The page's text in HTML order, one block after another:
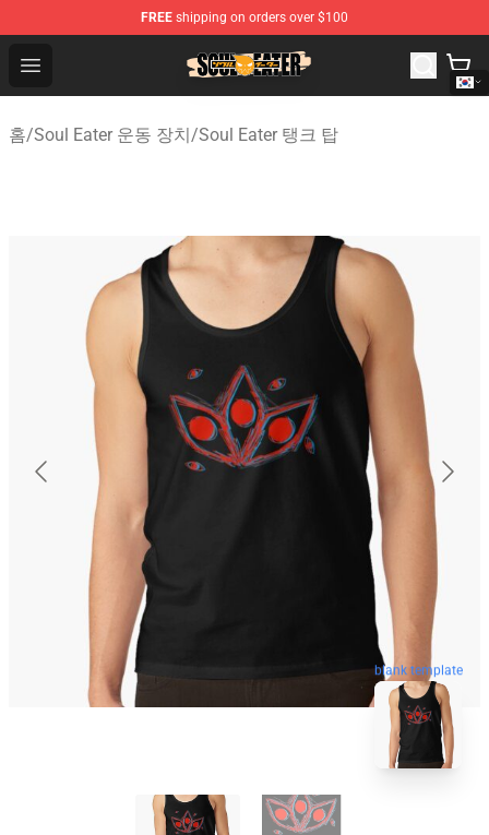
FREE shipping on orders over $100
Open menu
Soul Eater Store - Official Soul Eater Merchandise Shop
홈/Soul Eater 운동 장치/Soul Eater 탱크 탑
blank template